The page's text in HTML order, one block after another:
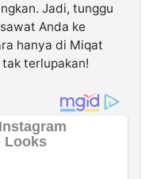
Jadi, tunggu
Anda ke
hanya di Miqat
terlupakan!